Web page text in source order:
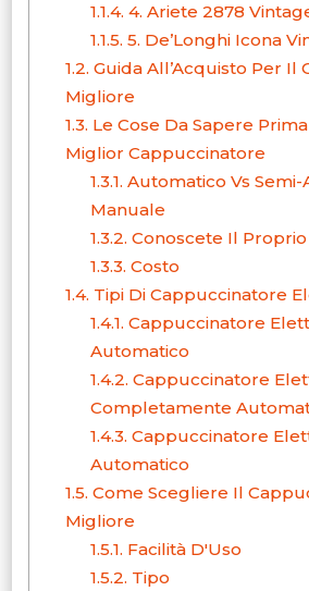
1.1.4. 4. Ariete 2878
1.1.5. 5. De’Longhi Icona
1.2. Guida All’Acquisto Per Il
Migliore
1.3. Le Cose Da Sapere
Miglior Cappuccinatore
1.3.1. Automatico Vs
Manuale
1.3.2. Conoscete Il
1.3.3. Costo
1.4. Tipi Di Cappuccinatore
1.4.1. Cappuccinatore
Automatico
1.4.2. Cappuccinatore
Completamente
1.4.3. Cappuccinatore
Automatico
1.5. Come Scegliere Il
Migliore
1.5.1. Facilità D'Uso
1.5.2. Tipo